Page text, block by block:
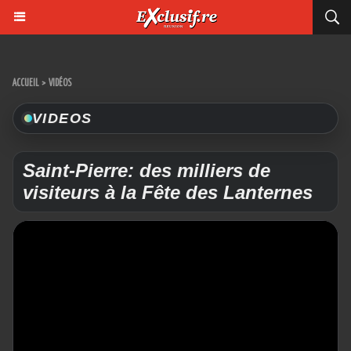
ACCUEIL > VIDÉOS
VIDEOS
Saint-Pierre: des milliers de
visiteurs à la Fête des Lanternes